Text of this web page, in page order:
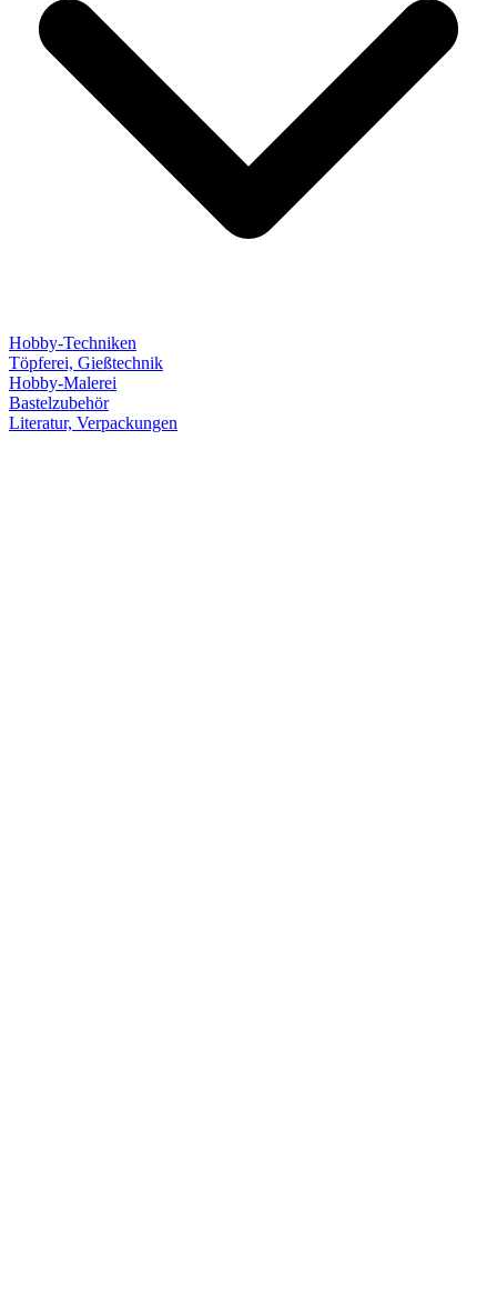
Hobby-Techniken
Töpferei, Gießtechnik
Hobby-Malerei
Bastelzubehör
Literatur, Verpackungen